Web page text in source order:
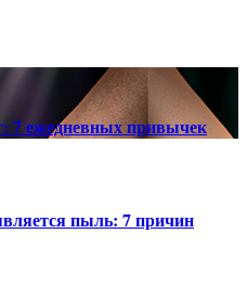
7 ежедневных привычек
пыль: 7 причин